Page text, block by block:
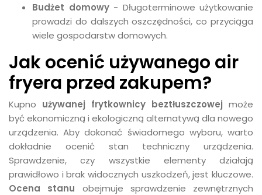
Budżet domowy- Długoterminowe użytkowanie
prowadzi do dalszych oszczędności, co przyciąga
wiele gospodarstw domowych.
Jak ocenić używanego air
fryera przed zakupem?
Kupno używanej frytkownicy beztłuszczowej może
być ekonomiczną i ekologiczną alternatywą dla nowego
urządzenia. Aby dokonać świadomego wyboru, warto
dokładnie ocenić stan techniczny urządzenia.
Sprawdzenie, czy wszystkie elementy działają
prawidłowo i brak widocznych uszkodzeń, jest kluczowe.
Ocena stanu obejmuje sprawdzenie zewnętrznych